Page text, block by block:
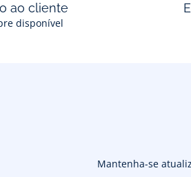
ao cliente
disponível
Mantenha-se